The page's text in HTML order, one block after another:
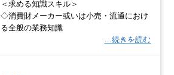
＜求める知識スキル＞
◇消費財メーカー或いは小売・流通におけ
る全般の業務知識
…続きを読む